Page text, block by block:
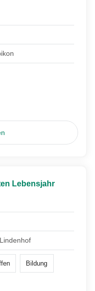
Lebensjahr
Bildung